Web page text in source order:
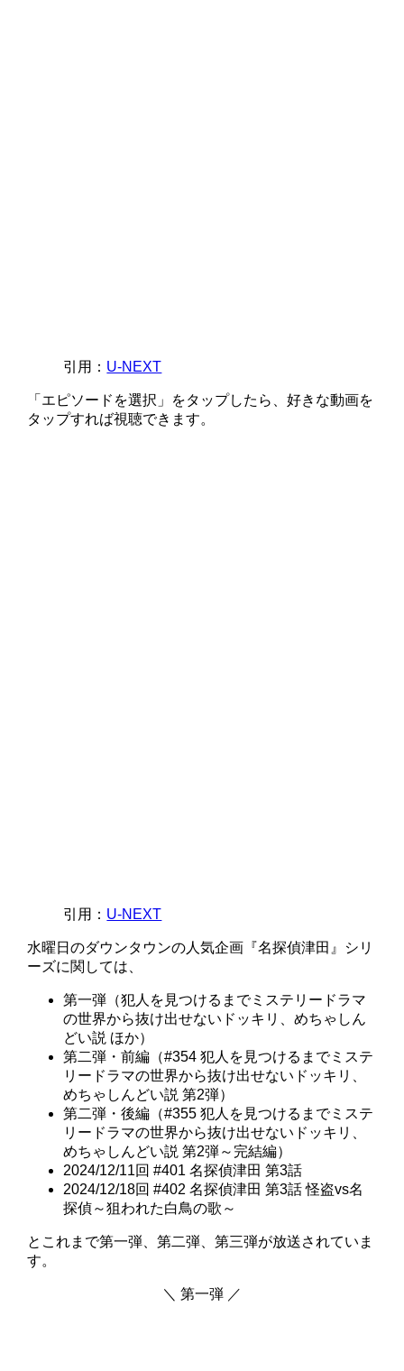
引用： U-NEXT
「エピソードを選択」をタップしたら、好きな動画を
タップすれば視聴できます。
引用： U-NEXT
水曜日のダウンタウンの人気企画『名探偵津田』シリ
ーズに関しては、
第一弾（犯人を見つけるまでミステリードラマ
の世界から抜け出せないドッキリ、めちゃしん
どい説 ほか）
第二弾・前編（#354 犯人を見つけるまでミステ
リードラマの世界から抜け出せないドッキリ、
めちゃしんどい説 第2弾）
第二弾・後編（#355 犯人を見つけるまでミステ
リードラマの世界から抜け出せないドッキリ、
めちゃしんどい説 第2弾～完結編）
2024/12/11回 #401 名探偵津田 第3話
2024/12/18回 #402 名探偵津田 第3話 怪盗vs名
探偵～狙われた白鳥の歌～
とこれまで第一弾、第二弾、第三弾が放送されていま
す。
＼ 第一弾 ／